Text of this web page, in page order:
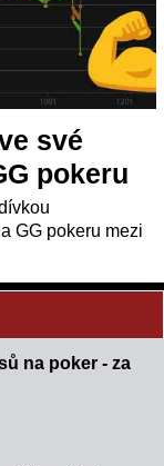
své
pokeru
GG pokeru mezi
na poker - za